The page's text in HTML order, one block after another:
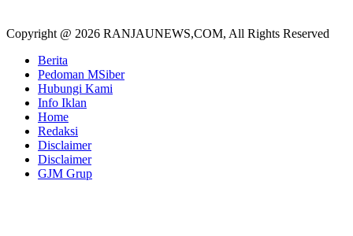
Copyright @ 2026 RANJAUNEWS,COM, All Rights Reserved
Berita
Pedoman MSiber
Hubungi Kami
Info Iklan
Home
Redaksi
Disclaimer
Disclaimer
GJM Grup